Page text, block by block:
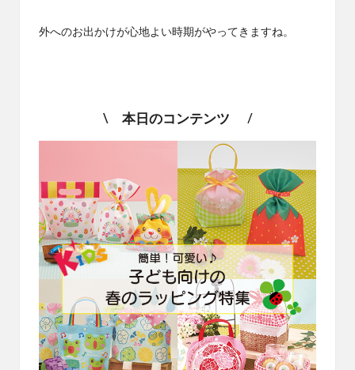
外へのお出かけが心地よい時期がやってきますね。
\ 本日のコンテンツ /